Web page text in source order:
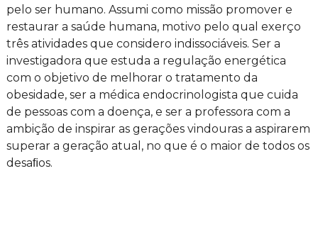
pelo ser humano. Assumi como missão promover e
restaurar a saúde humana, motivo pelo qual exerço
três atividades que considero indissociáveis. Ser a
investigadora que estuda a regulação energética
com o objetivo de melhorar o tratamento da
obesidade, ser a médica endocrinologista que cuida
de pessoas com a doença, e ser a professora com a
ambição de inspirar as gerações vindouras a aspirarem
superar a geração atual, no que é o maior de todos os
desaﬁos.